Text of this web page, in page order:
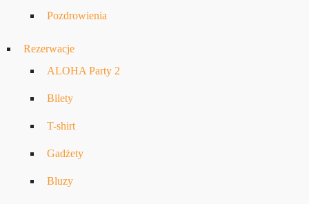
Pozdrowienia
Rezerwacje
ALOHA Party 2
Bilety
T-shirt
Gadżety
Bluzy